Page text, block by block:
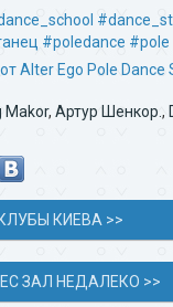
#poledance #pole
Alter Ego Pole Dance
Makor, Артур Шенкор. ,
КЛУБЫ КИЕВА >>
ЗАЛ НЕДАЛЕКО >>